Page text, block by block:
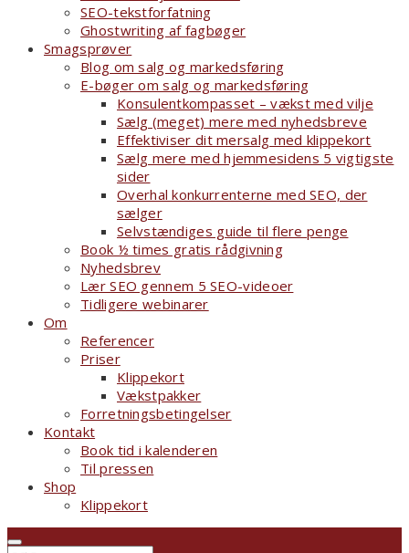
SEO-tekstforfatning
Ghostwriting af fagbøger
Smagsprøver
Blog om salg og markedsføring
E-bøger om salg og markedsføring
Konsulentkompasset – vækst med vilje
Sælg (meget) mere med nyhedsbreve
Effektiviser dit mersalg med klippekort
Sælg mere med hjemmesidens 5 vigtigste
sider
Overhal konkurrenterne med SEO, der
sælger
Selvstændiges guide til flere penge
Book ½ times gratis rådgivning
Nyhedsbrev
Lær SEO gennem 5 SEO-videoer
Tidligere webinarer
Om
Referencer
Priser
Klippekort
Vækstpakker
Forretningsbetingelser
Kontakt
Book tid i kalenderen
Til pressen
Shop
Klippekort